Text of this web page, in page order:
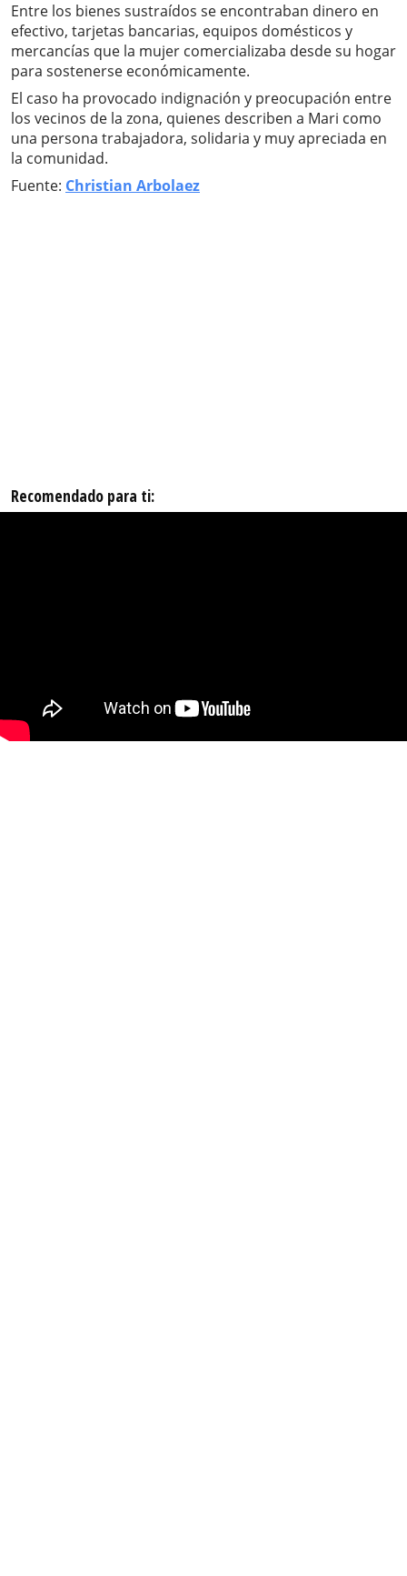
Entre los bienes sustraídos se encontraban dinero en
efectivo, tarjetas bancarias, equipos domésticos y
mercancías que la mujer comercializaba desde su hogar
para sostenerse económicamente.
El caso ha provocado indignación y preocupación entre
los vecinos de la zona, quienes describen a Mari como
una persona trabajadora, solidaria y muy apreciada en
la comunidad.
Fuente: Christian Arbolaez
Recomendado para ti: